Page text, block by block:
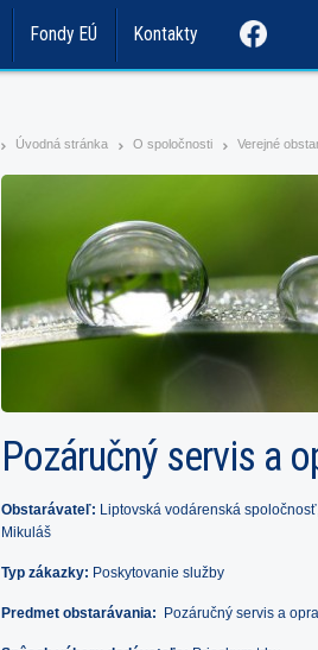
Fondy EÚ Kontakty
> Úvodná stránka > O spoločnosti > Verejné
Pozáručný servis a
Obstarávateľ: Liptovská vodárenská
Mikuláš
Typ zákazky: Poskytovanie služby
Predmet obstarávania: Pozáručný servis a